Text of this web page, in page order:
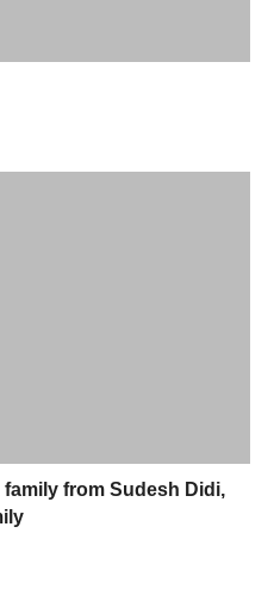
from Sudesh Didi,